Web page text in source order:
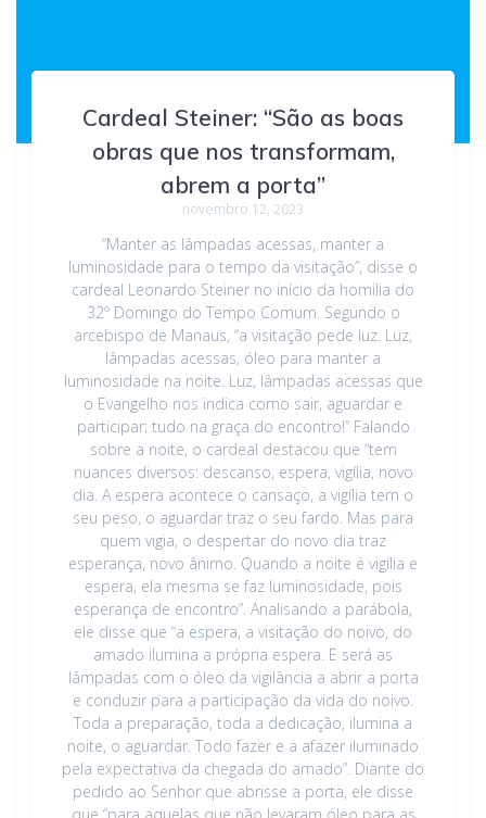
Cardeal Steiner: “São as boas
obras que nos transformam,
abrem a porta”
novembro 12, 2023
“Manter as lâmpadas acessas, manter a
luminosidade para o tempo da visitação”, disse o
cardeal Leonardo Steiner no início da homilia do
32º Domingo do Tempo Comum. Segundo o
arcebispo de Manaus, “a visitação pede luz. Luz,
lâmpadas acessas, óleo para manter a
luminosidade na noite. Luz, lâmpadas acessas que
o Evangelho nos indica como sair, aguardar e
participar; tudo na graça do encontro!” Falando
sobre a noite, o cardeal destacou que “tem
nuances diversos: descanso, espera, vigília, novo
dia. A espera acontece o cansaço, a vigília tem o
seu peso, o aguardar traz o seu fardo. Mas para
quem vigia, o despertar do novo dia traz
esperança, novo ânimo. Quando a noite é vigília e
espera, ela mesma se faz luminosidade, pois
esperança de encontro”. Analisando a parábola,
ele disse que “a espera, a visitação do noivo, do
amado ilumina a própria espera. E será as
lâmpadas com o óleo da vigilância a abrir a porta
e conduzir para a participação da vida do noivo.
Toda a preparação, toda a dedicação, ilumina a
noite, o aguardar. Todo fazer e a afazer iluminado
pela expectativa da chegada do amado”. Diante do
pedido ao Senhor que abrisse a porta, ele disse